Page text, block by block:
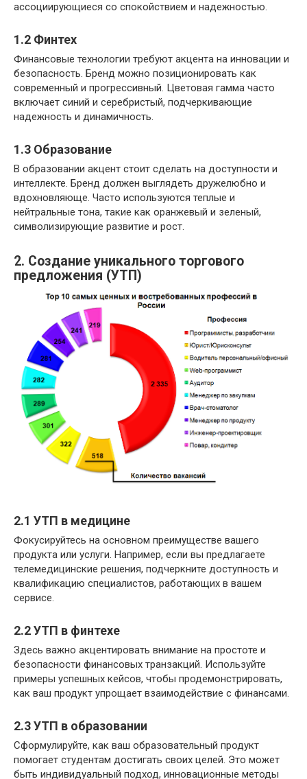
ассоциирующиеся со спокойствием и надежностью.
1.2 Финтех
Финансовые технологии требуют акцента на инновации и
безопасность. Бренд можно позиционировать как
современный и прогрессивный. Цветовая гамма часто
включает синий и серебристый, подчеркивающие
надежность и динамичность.
1.3 Образование
В образовании акцент стоит сделать на доступности и
интеллекте. Бренд должен выглядеть дружелюбно и
вдохновляюще. Часто используются теплые и
нейтральные тона, такие как оранжевый и зеленый,
символизирующие развитие и рост.
2. Создание уникального торгового
предложения (УТП)
2.1 УТП в медицине
Фокусируйтесь на основном преимуществе вашего
продукта или услуги. Например, если вы предлагаете
телемедицинские решения, подчеркните доступность и
квалификацию специалистов, работающих в вашем
сервисе.
2.2 УТП в финтехе
Здесь важно акцентировать внимание на простоте и
безопасности финансовых транзакций. Используйте
примеры успешных кейсов, чтобы продемонстрировать,
как ваш продукт упрощает взаимодействие с финансами.
2.3 УТП в образовании
Сформулируйте, как ваш образовательный продукт
помогает студентам достигать своих целей. Это может
быть индивидуальный подход, инновационные методы